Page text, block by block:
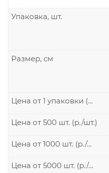
Упаковка, шт.
Размер, см
Цена от 1 упаковки (р./шт.)
Цена от 500 шт. (р./шт.)
Цена от 1000 шт. (р./шт.)
Цена от 5000 шт. (р./шт.)